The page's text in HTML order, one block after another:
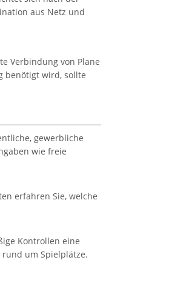
aus Netz und
Verbindung von Plane
benötigt wird, sollte
gewerbliche
wie freie
erfahren Sie, welche
Kontrollen eine
um Spielplätze.